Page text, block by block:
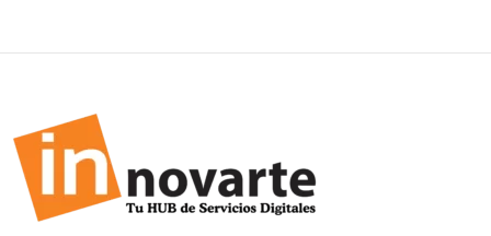
personal será mucho más